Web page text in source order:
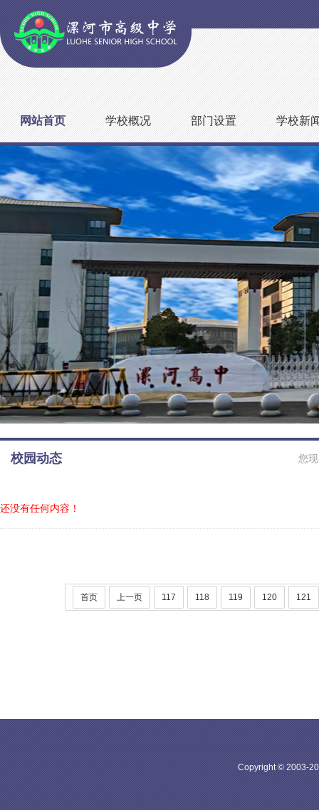
网站首页 学校概况 部门设置 学校新
您
校园动态
还没有任何内容！
首页 上一页 117 118 119 120 121
Copyright © 2003-